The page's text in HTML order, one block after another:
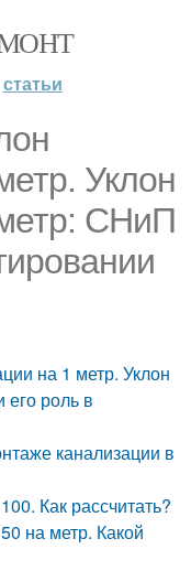
статьи
Уклон
СНиП
на 1 метр. Уклон
роль в
канализации в
Как рассчитать?
на метр. Какой